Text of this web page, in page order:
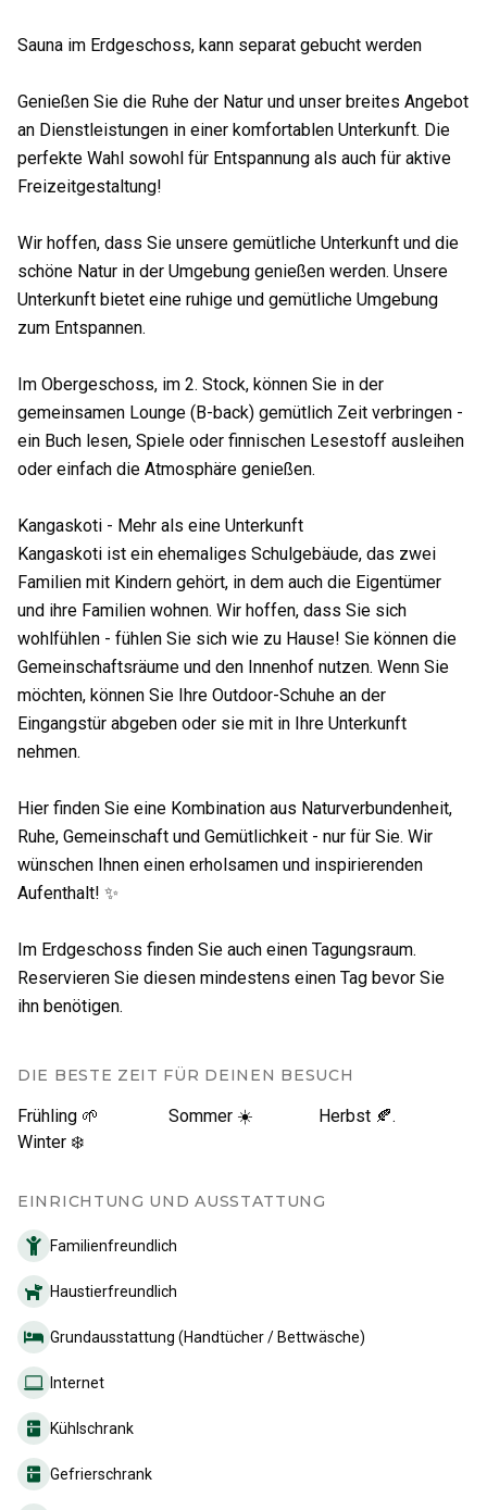
Sauna im Erdgeschoss, kann separat gebucht werden
Genießen Sie die Ruhe der Natur und unser breites Angebot
an Dienstleistungen in einer komfortablen Unterkunft. Die
perfekte Wahl sowohl für Entspannung als auch für aktive
Freizeitgestaltung!
Wir hoffen, dass Sie unsere gemütliche Unterkunft und die
schöne Natur in der Umgebung genießen werden. Unsere
Unterkunft bietet eine ruhige und gemütliche Umgebung
zum Entspannen.
Im Obergeschoss, im 2. Stock, können Sie in der
gemeinsamen Lounge (B-back) gemütlich Zeit verbringen -
ein Buch lesen, Spiele oder finnischen Lesestoff ausleihen
oder einfach die Atmosphäre genießen.
Kangaskoti - Mehr als eine Unterkunft
Kangaskoti ist ein ehemaliges Schulgebäude, das zwei
Familien mit Kindern gehört, in dem auch die Eigentümer
und ihre Familien wohnen. Wir hoffen, dass Sie sich
wohlfühlen - fühlen Sie sich wie zu Hause! Sie können die
Gemeinschaftsräume und den Innenhof nutzen. Wenn Sie
möchten, können Sie Ihre Outdoor-Schuhe an der
Eingangstür abgeben oder sie mit in Ihre Unterkunft
nehmen.
Hier finden Sie eine Kombination aus Naturverbundenheit,
Ruhe, Gemeinschaft und Gemütlichkeit - nur für Sie. Wir
wünschen Ihnen einen erholsamen und inspirierenden
Aufenthalt! ✨
Im Erdgeschoss finden Sie auch einen Tagungsraum.
Reservieren Sie diesen mindestens einen Tag bevor Sie
ihn benötigen.
DIE BESTE ZEIT FÜR DEINEN BESUCH
Frühling 🌱 Sommer ☀️
Herbst 🍂.
Winter ❄️
EINRICHTUNG UND AUSSTATTUNG
Familienfreundlich
Haustierfreundlich
Grundausstattung (Handtücher / Bettwäsche)
Internet
Kühlschrank
Gefrierschrank